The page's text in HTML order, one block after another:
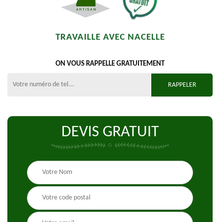
TRAVAILLE AVEC NACELLE
ON VOUS RAPPELLE GRATUITEMENT
DEVIS GRATUIT